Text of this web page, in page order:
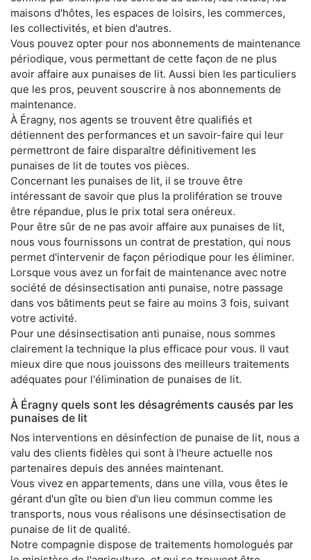
maisons d'hôtes, les espaces de loisirs, les commerces,
les collectivités, et bien d'autres.
Vous pouvez opter pour nos abonnements de maintenance
périodique, vous permettant de cette façon de ne plus
avoir affaire aux punaises de lit. Aussi bien les particuliers
que les pros, peuvent souscrire à nos abonnements de
maintenance.
À Éragny, nos agents se trouvent être qualifiés et
détiennent des performances et un savoir-faire qui leur
permettront de faire disparaître définitivement les
punaises de lit de toutes vos pièces.
Concernant les punaises de lit, il se trouve être
intéressant de savoir que plus la prolifération se trouve
être répandue, plus le prix total sera onéreux.
Pour être sûr de ne pas avoir affaire aux punaises de lit,
nous vous fournissons un contrat de prestation, qui nous
permet d'intervenir de façon périodique pour les éliminer.
Lorsque vous avez un forfait de maintenance avec notre
société de désinsectisation anti punaise, notre passage
dans vos bâtiments peut se faire au moins 3 fois, suivant
votre activité.
Pour une désinsectisation anti punaise, nous sommes
clairement la technique la plus efficace pour vous. Il vaut
mieux dire que nous jouissons des meilleurs traitements
adéquates pour l'élimination de punaises de lit.
À Éragny quels sont les désagréments causés par les
punaises de lit
Nos interventions en désinfection de punaise de lit, nous a
valu des clients fidèles qui sont à l'heure actuelle nos
partenaires depuis des années maintenant.
Vous vivez en appartements, dans une villa, vous êtes le
gérant d'un gîte ou bien d'un lieu commun comme les
transports, nous vous réalisons une désinsectisation de
punaise de lit de qualité.
Notre compagnie dispose de traitements homologués par